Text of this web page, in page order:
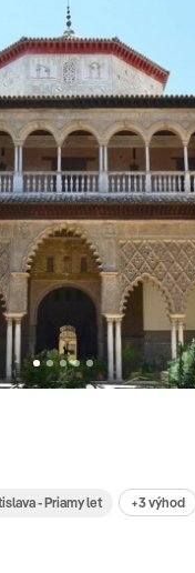
- Priamy let +3 výhod